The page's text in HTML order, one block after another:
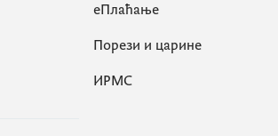
eПлаћање
Порези и царине
ИРМС